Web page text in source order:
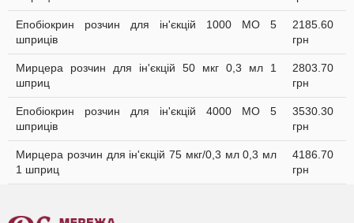
Епобіокрин розчин для ін'єкцій 1000 МО 5
шприців
2185.60
грн
Мирцера розчин для ін'єкцій 50 мкг 0,3 мл 1
шприц
2803.70
грн
Епобіокрин розчин для ін'єкцій 4000 МО 5
шприців
3530.30
грн
Мирцера розчин для ін'єкцій 75 мкг/0,3 мл 0,3 мл
1 шприц
4186.70
грн